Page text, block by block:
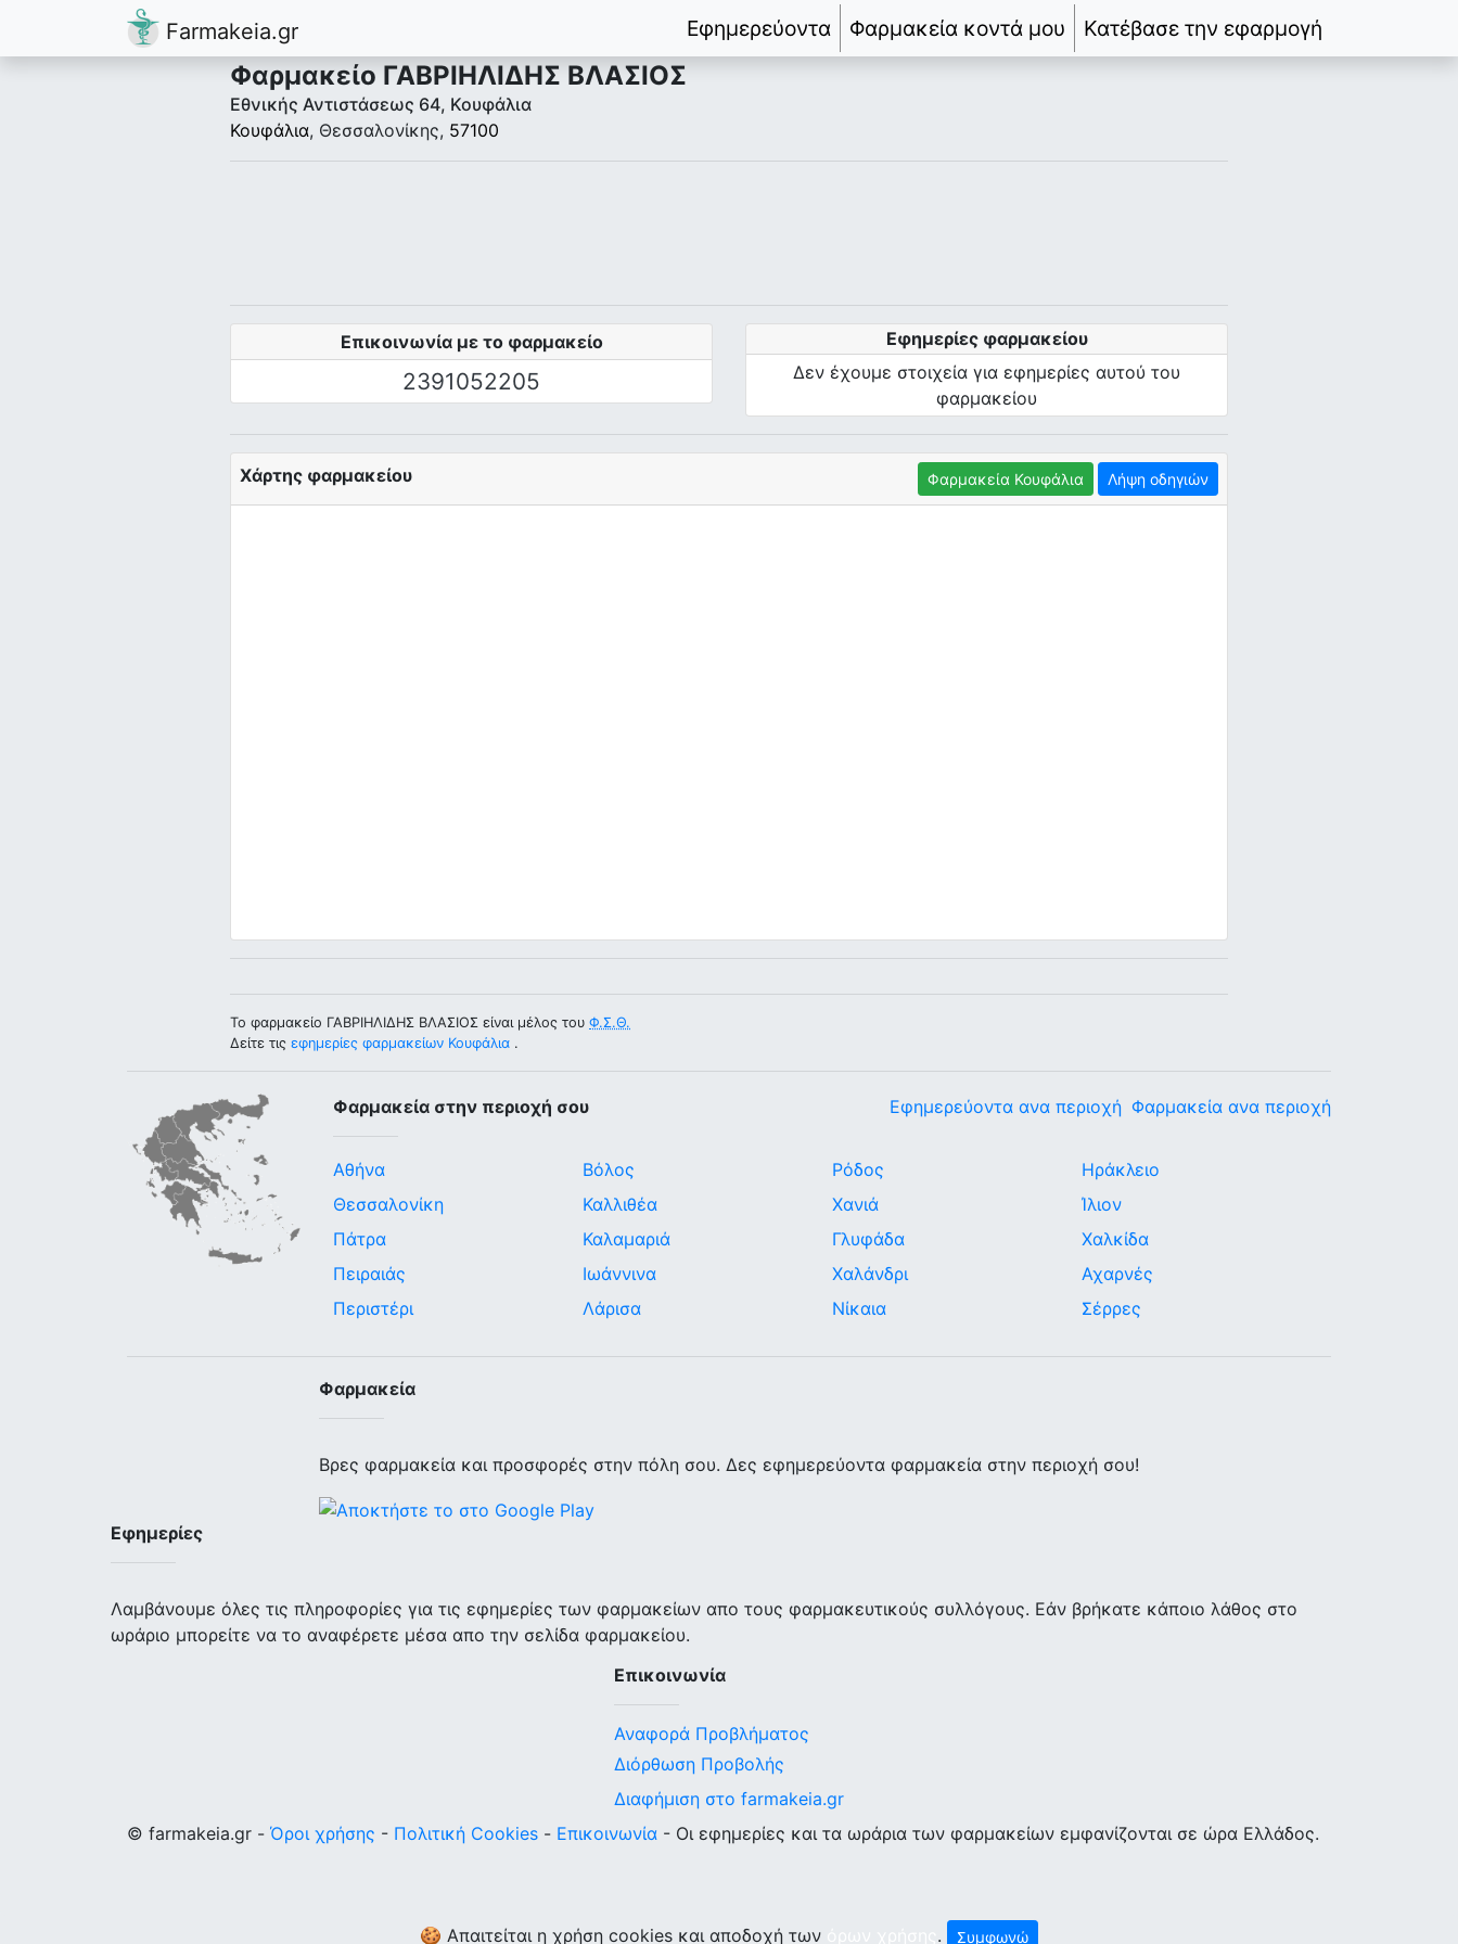
Farmakeia.gr Εφημερεύοντα Φαρμακεία κοντά μου Κατέβασε την εφαρμογή
Φαρμακείο ΓΑΒΡΙΗΛΙΔΗΣ ΒΛΑΣΙΟΣ
Εθνικής Αντιστάσεως 64, Κουφάλια
Κουφάλια, Θεσσαλονίκης, 57100
Επικοινωνία με το φαρμακείο
2391052205
Εφημερίες φαρμακείου
Δεν έχουμε στοιχεία για εφημερίες αυτού του
φαρμακείου
Χάρτης φαρμακείου Φαρμακεία Κουφάλια Λήψη οδηγιών
Το φαρμακείο ΓΑΒΡΙΗΛΙΔΗΣ ΒΛΑΣΙΟΣ είναι μέλος του Φ.Σ.Θ.
Δείτε τις εφημερίες φαρμακείων Κουφάλια .
Φαρμακεία στην περιοχή σου Φαρμακεία ανα περιοχή
Εφημερεύοντα ανα περιοχή
Αθήνα
Θεσσαλονίκη
Πάτρα
Πειραιάς
Περιστέρι
Βόλος
Καλλιθέα
Καλαμαριά
Ιωάννινα
Λάρισα
Ρόδος
Χανιά
Γλυφάδα
Χαλάνδρι
Νίκαια
Ηράκλειο
Ίλιον
Χαλκίδα
Αχαρνές
Σέρρες
Φαρμακεία
Βρες φαρμακεία και προσφορές στην πόλη σου. Δες εφημερεύοντα φαρμακεία στην περιοχή σου!
Εφημερίες
Λαμβάνουμε όλες τις πληροφορίες για τις εφημερίες των φαρμακείων απο τους φαρμακευτικούς συλλόγους. Εάν βρήκατε κάποιο λάθος στο
ωράριο μπορείτε να το αναφέρετε μέσα απο την σελίδα φαρμακείου.
Επικοινωνία
Αναφορά Προβλήματος
Διόρθωση Προβολής
Διαφήμιση στο farmakeia.gr
© farmakeia.gr - Όροι χρήσης - Πολιτική Cookies - Επικοινωνία - Οι εφημερίες και τα ωράρια των φαρμακείων εμφανίζονται σε ώρα Ελλάδος.
🍪 Απαιτείται η χρήση cookies και αποδοχή των . Συμφωνώ